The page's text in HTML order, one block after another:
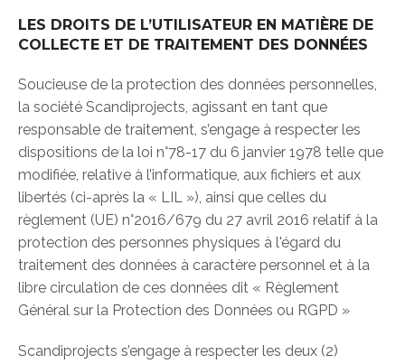
LES DROITS DE L’UTILISATEUR EN MATIÈRE DE
COLLECTE ET DE TRAITEMENT DES DONNÉES
Soucieuse de la protection des données personnelles,
la société Scandiprojects, agissant en tant que
responsable de traitement, s’engage à respecter les
dispositions de la loi n°78-17 du 6 janvier 1978 telle que
modifiée, relative à l’informatique, aux fichiers et aux
libertés (ci-après la « LIL »), ainsi que celles du
règlement (UE) n°2016/679 du 27 avril 2016 relatif à la
protection des personnes physiques à l'égard du
traitement des données à caractère personnel et à la
libre circulation de ces données dit « Règlement
Général sur la Protection des Données ou RGPD »
Scandiprojects s’engage à respecter les deux (2)